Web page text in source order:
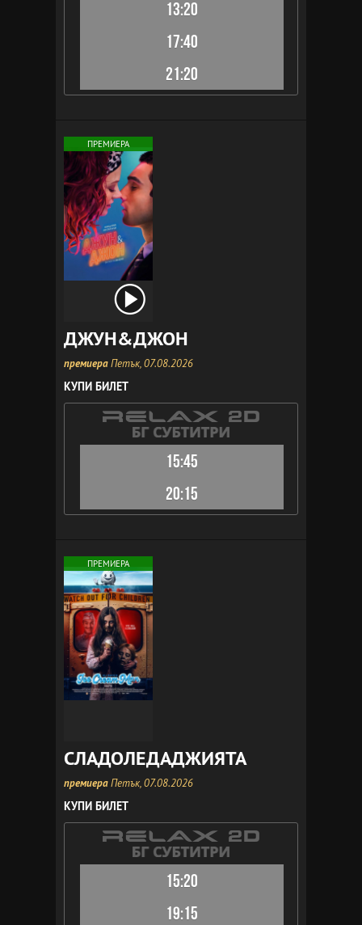
13:20
17:40
21:20
ПРЕМИЕРА
ДЖУН&ДЖОН
премиераПетък, 07.08.2026
КУПИ БИЛЕТ
15:45
20:15
ПРЕМИЕРА
СЛАДОЛЕДАДЖИЯТА
премиераПетък, 07.08.2026
КУПИ БИЛЕТ
15:20
19:15